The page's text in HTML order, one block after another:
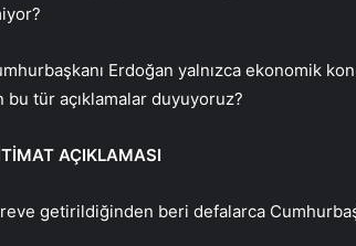
Erdoğan yalnızca ekonomik
bu tür açıklamalar duyuyoruz?
AÇIKLAMASI
getirildiğinden beri defalarca